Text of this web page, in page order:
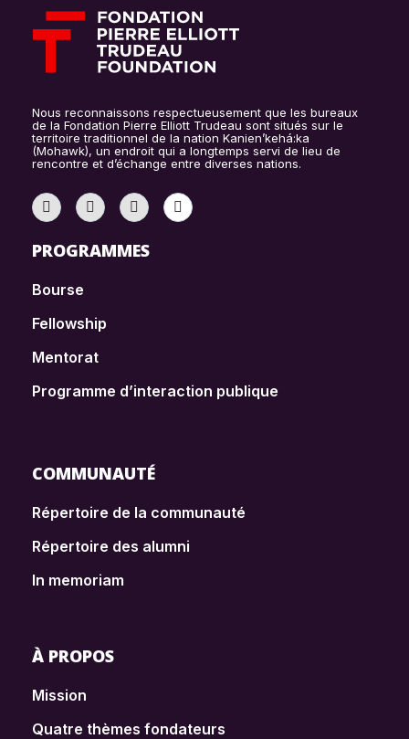
Nous reconnaissons respectueusement que les bureaux
de la Fondation Pierre Elliott Trudeau sont situés sur le
territoire traditionnel de la nation Kanien’kehá:ka
(Mohawk), un endroit qui a longtemps servi de lieu de
rencontre et d’échange entre diverses nations.
PROGRAMMES
Bourse
Fellowship
Mentorat
Programme d’interaction publique
COMMUNAUTÉ
Répertoire de la communauté
Répertoire des alumni
In memoriam
À PROPOS
Mission
Quatre thèmes fondateurs